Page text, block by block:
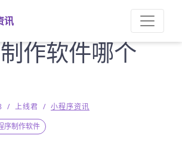
讯
作软件哪个
/ 上线君 / 小程序资讯
序制作软件